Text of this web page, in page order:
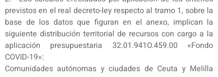
previstos en el real decreto-ley respecto al tramo 1, sobre la
base de los datos que figuran en el anexo, implican la
siguiente distribución territorial de recursos con cargo a la
aplicación presupuestaria 32.01.941O.459.00 «Fondo
COVID-19»:
Comunidades autónomas y ciudades de Ceuta y Melilla